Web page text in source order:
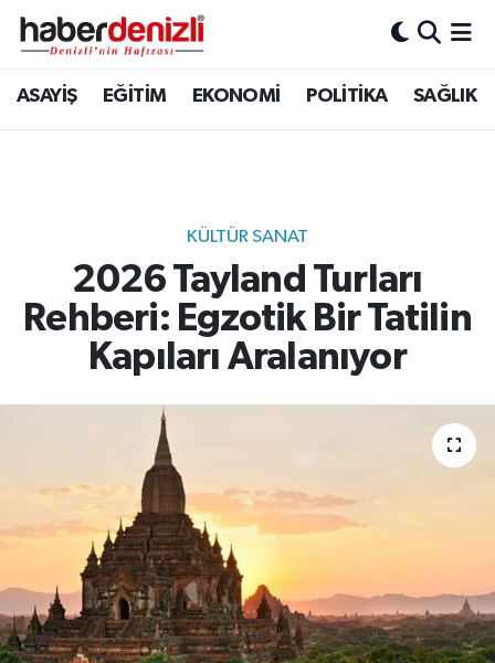
ASAYİŞ EĞİTİM EKONOMİ POLİTİKA SAĞLIK
KÜLTÜR SANAT
2026 Tayland Turları
Rehberi: Egzotik Bir Tatilin
Kapıları Aralanıyor
Denizli Nöbetçi Eczaneler
Tüm Manşetler
Son Dakika Haberleri
Haber Arşivi